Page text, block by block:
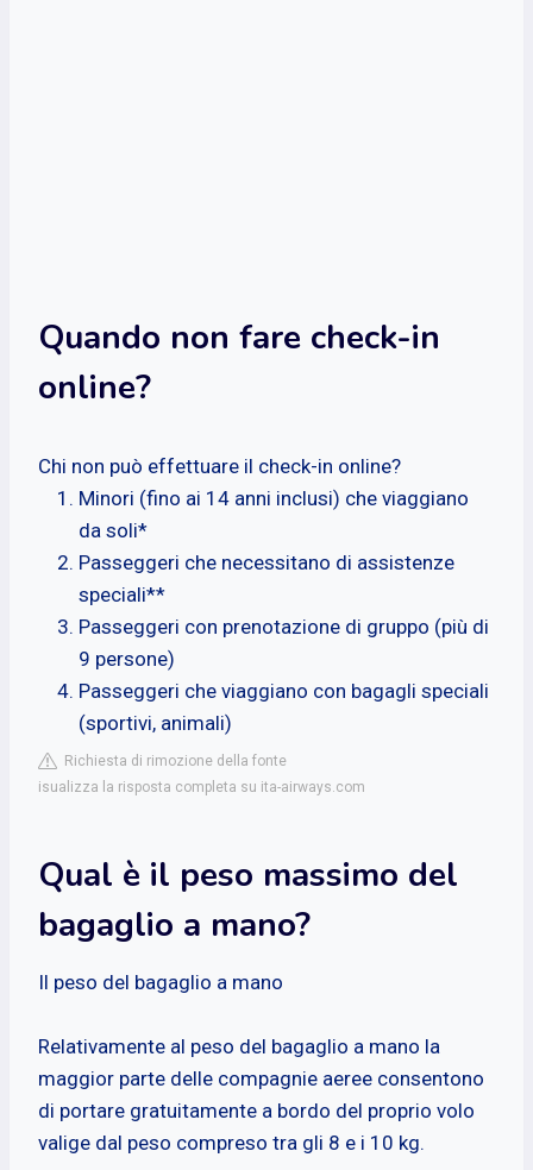
Quando non fare check-in
online?
Chi non può effettuare il check-in online?
Minori (fino ai 14 anni inclusi) che viaggiano
da soli*
Passeggeri che necessitano di assistenze
speciali**
Passeggeri con prenotazione di gruppo (più di
9 persone)
Passeggeri che viaggiano con bagagli speciali
(sportivi, animali)
Richiesta di rimozione della fonte
isualizza la risposta completa su ita-airways.com
Qual è il peso massimo del
bagaglio a mano?
Il peso del bagaglio a mano
Relativamente al peso del bagaglio a mano la
maggior parte delle compagnie aeree consentono
di portare gratuitamente a bordo del proprio volo
valige dal peso compreso tra gli 8 e i 10 kg.